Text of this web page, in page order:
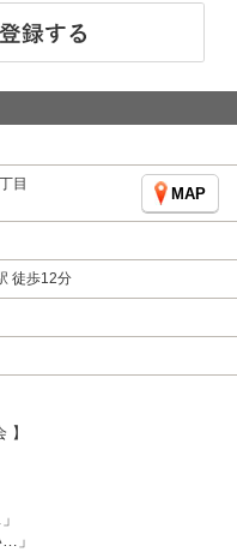
目
MAP
徒歩12分
】
」